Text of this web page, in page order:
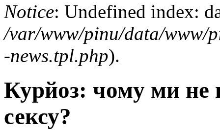
Notice: Undefined index:
/var/www/pinu/data/www/
-news.tpl.php).
Курйоз: чому ми не
сексу?